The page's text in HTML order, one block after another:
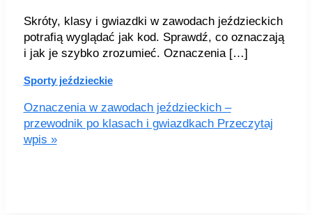
Skróty, klasy i gwiazdki w zawodach jeździeckich
potrafią wyglądać jak kod. Sprawdź, co oznaczają
i jak je szybko zrozumieć. Oznaczenia […]
Sporty jeździeckie
Oznaczenia w zawodach jeździeckich –
przewodnik po klasach i gwiazdkachPrzeczytaj
wpis »